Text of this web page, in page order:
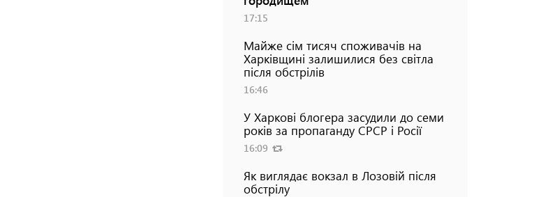
17:15
Майже сім тисяч споживачів на
Харківщині залишилися без світла
після обстрілів
16:46
У Харкові блогера засудили до семи
років за пропаганду СРСР і Росії
16:09
Як виглядає вокзал в Лозовій після
обстрілу